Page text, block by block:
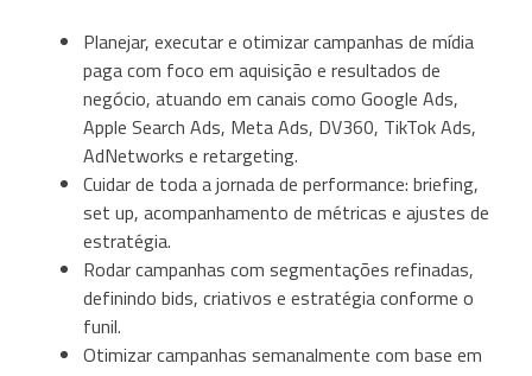
Planejar, executar e otimizar campanhas de mídia
paga com foco em aquisição e resultados de
negócio, atuando em canais como Google Ads,
Apple Search Ads, Meta Ads, DV360, TikTok Ads,
AdNetworks e retargeting.
Cuidar de toda a jornada de performance: briefing,
set up, acompanhamento de métricas e ajustes de
estratégia.
Rodar campanhas com segmentações refinadas,
definindo bids, criativos e estratégia conforme o
funil.
Otimizar campanhas semanalmente com base em